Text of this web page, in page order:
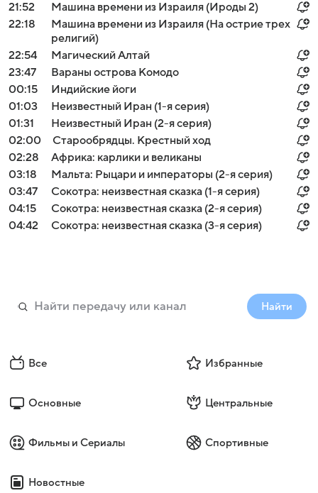
Регистрация
21:52
Машина времени из Израиля (Ироды 2)
22:18
Машина времени из Израиля (На острие трех
религий)
22:54
Магический Алтай
23:47
Вараны острова Комодо
00:15
Индийские йоги
01:03
Неизвестный Иран (1-я серия)
01:31
Неизвестный Иран (2-я серия)
02:00
Старообрядцы. Крестный ход
02:28
Африка: карлики и великаны
03:18
Мальта: Рыцари и императоры (2-я серия)
03:47
Сокотра: неизвестная сказка (1-я серия)
04:15
Сокотра: неизвестная сказка (2-я серия)
04:42
Сокотра: неизвестная сказка (3-я серия)
Найти
Все Избранные
Основные Центральные
Фильмы и Сериалы Спортивные
Новостные